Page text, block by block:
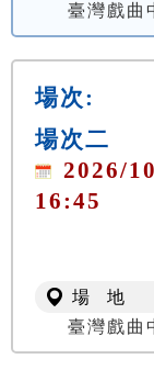
臺灣戲曲
場次:
場次二
2026/
16:45
場 地
臺灣戲曲